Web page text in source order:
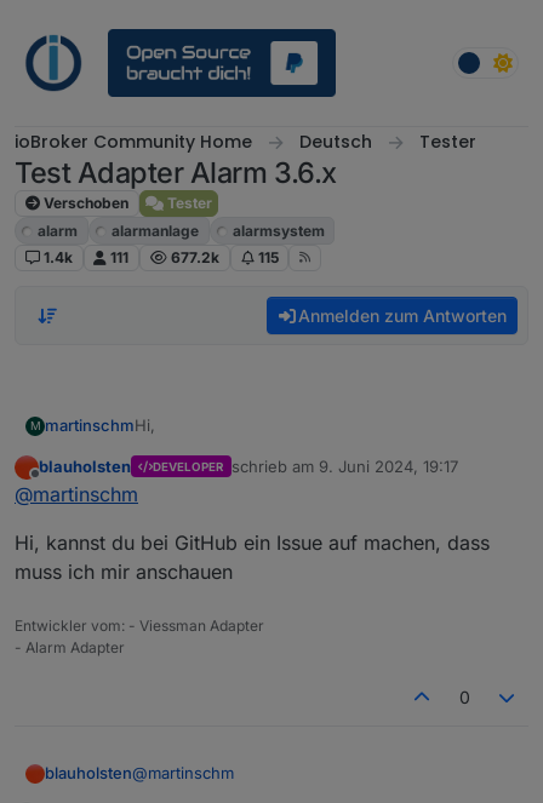
ioBroker Community Home Deutsch Tester
Test Adapter Alarm 3.6.x
Verschoben
Tester
alarm
alarmanlage
alarmsystem
1.4k
111 677.2k 115
Anmelden zum Antworten
M martinschmHi,
Mir ist aufgefallen, das die
Anwesenheitssimulation weiter läuft, wenn ein
Veränderungen an den Fenstern kommen nicht
mehr, aber die Lichter gehen weiter an und aus.
Sollte die Simulation nicht auch abgebrochen
Martin
Offline
blauholsten DEVELOPER schrieb am 9. Juni 2024, 19:17
zuletzt editiert von
@martinschm
Hi, kannst du bei GitHub ein Issue auf machen, dass
muss ich mir anschauen
Entwickler vom: - Viessman Adapter
- Alarm Adapter
0
blauholsten@martinschm